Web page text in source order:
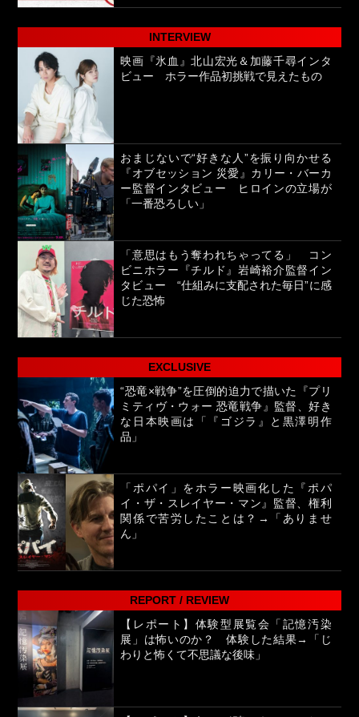
INTERVIEW
映画『氷血』北山宏光＆加藤千尋インタ
ビュー ホラー作品初挑戦で見えたもの
おまじないで“好きな人”を振り向かせる
『オブセッション 災愛』カリー・バーカ
ー監督インタビュー ヒロインの立場が
「一番恐ろしい」
「意思はもう奪われちゃってる」 コン
ビニホラー『チルド』岩崎裕介監督イン
タビュー “仕組みに支配された毎日”に感
じた恐怖
EXCLUSIVE
“恐竜×戦争”を圧倒的迫力で描いた『プリ
ミティヴ・ウォー 恐竜戦争』監督、好き
な日本映画は「『ゴジラ』と黒澤明作
品」
「ポパイ」をホラー映画化した『ポパ
イ・ザ・スレイヤー・マン』監督、権利
関係で苦労したことは？→「ありませ
ん」
REPORT / REVIEW
【レポート】体験型展覧会「記憶汚染
展」は怖いのか？ 体験した結果→「じ
わりと怖くて不思議な後味」